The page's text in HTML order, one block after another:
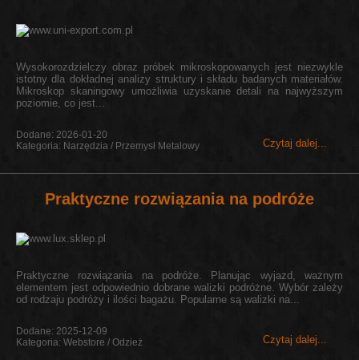
Wysokorozdzielczy obraz próbek mikroskopowanych jest niezwykle
istotny dla dokładnej analizy struktury i składu badanych materiałów.
Mikroskop skaningowy umożliwia uzyskanie detali na najwyższym
poziomie, co jest...
Czytaj dalej...
Dodane: 2026-01-20
Kategoria: Narzędzia / Przemysł Metalowy
Praktyczne rozwiązania na podróże
Praktyczne rozwiązania na podróże. Planując wyjazd, ważnym
elementem jest odpowiednio dobrane walizki podróżne. Wybór zależy
od rodzaju podróży i ilości bagażu. Popularne są walizki na...
Czytaj dalej...
Dodane: 2025-12-09
Kategoria: Webstore / Odzież